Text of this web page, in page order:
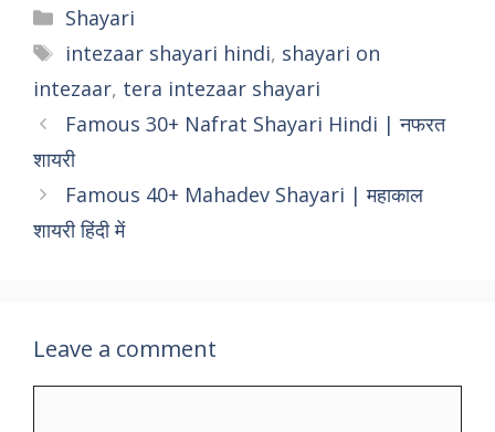
Shayari
intezaar shayari hindi, shayari on
intezaar, tera intezaar shayari
Famous 30+ Nafrat Shayari Hindi | नफरत
शायरी
Famous 40+ Mahadev Shayari | महाकाल
शायरी हिंदी में
Leave a comment